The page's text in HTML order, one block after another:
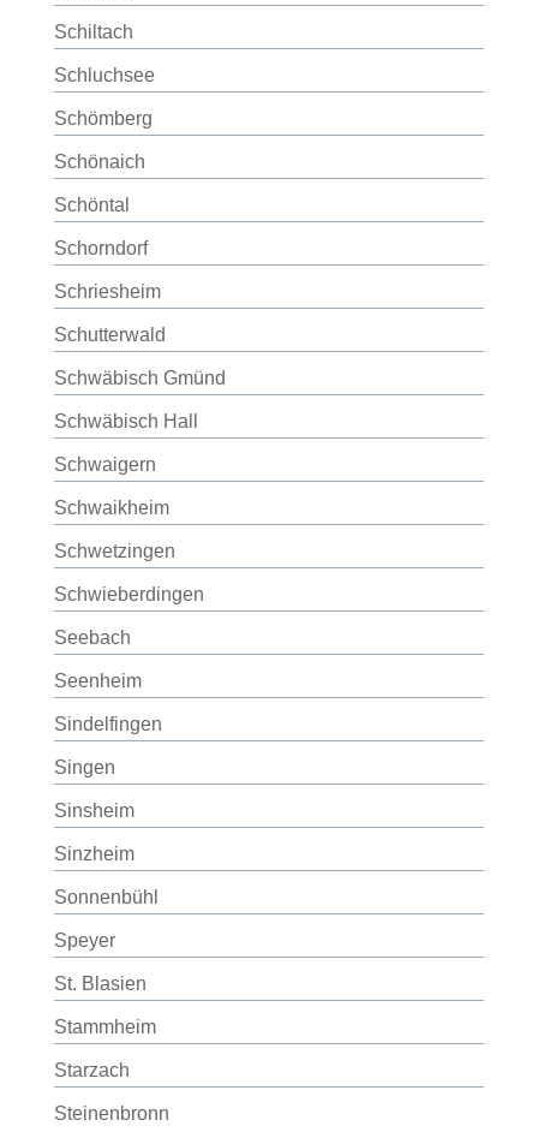
Schiltach
Schluchsee
Schömberg
Schönaich
Schöntal
Schorndorf
Schriesheim
Schutterwald
Schwäbisch Gmünd
Schwäbisch Hall
Schwaigern
Schwaikheim
Schwetzingen
Schwieberdingen
Seebach
Seenheim
Sindelfingen
Singen
Sinsheim
Sinzheim
Sonnenbühl
Speyer
St. Blasien
Stammheim
Starzach
Steinenbronn